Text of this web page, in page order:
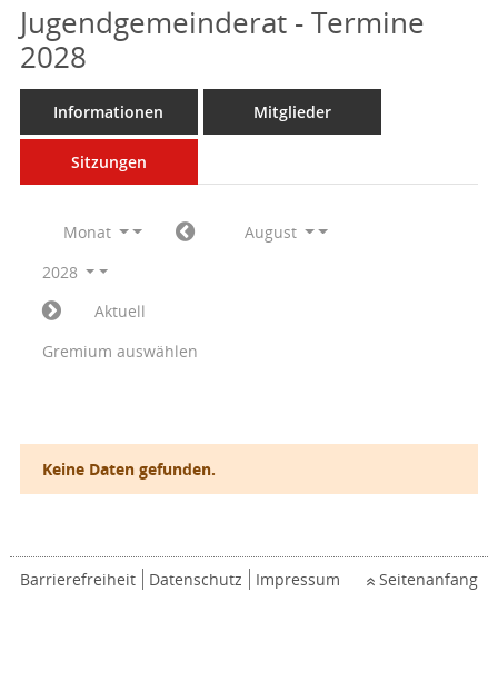
Jugendgemeinderat - Termine
2028
Informationen Mitglieder
Sitzungen
Monat
August
2028
Aktuell
Gremium auswählen
Keine Daten gefunden.
Barrierefreiheit Datenschutz Impressum Seitenanfang